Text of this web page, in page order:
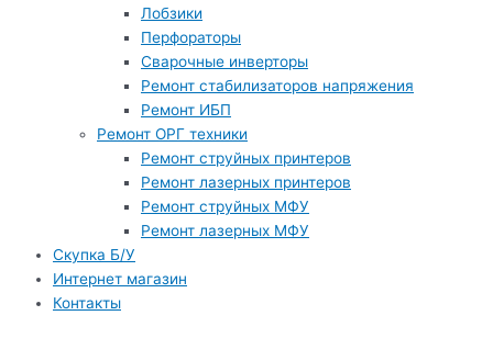
Лобзики
Перфораторы
Сварочные инверторы
Ремонт стабилизаторов напряжения
Ремонт ИБП
Ремонт ОРГ техники
Ремонт струйных принтеров
Ремонт лазерных принтеров
Ремонт струйных МФУ
Ремонт лазерных МФУ
Скупка Б/У
Интернет магазин
Контакты